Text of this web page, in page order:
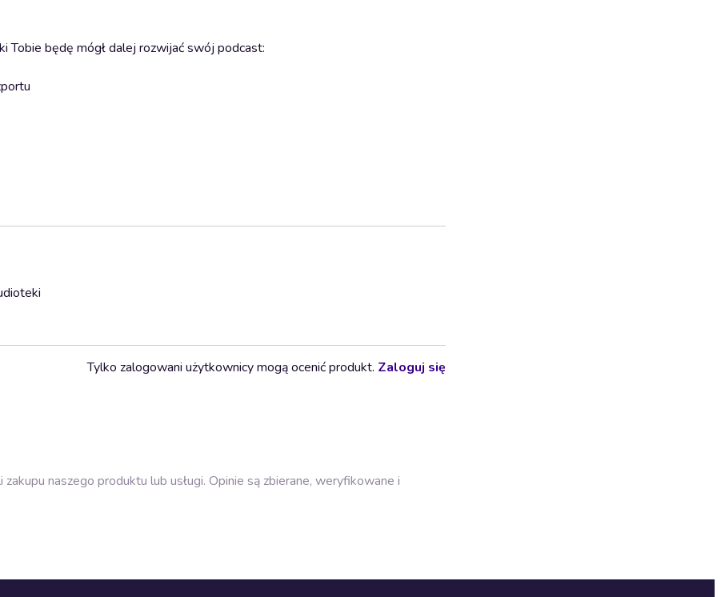
Tobie będę mógł dalej rozwijać swój podcast:
Tylko zalogowani użytkownicy mogą ocenić produkt. Zaloguj się
naszego produktu lub usługi. Opinie są zbierane, weryfikowane i